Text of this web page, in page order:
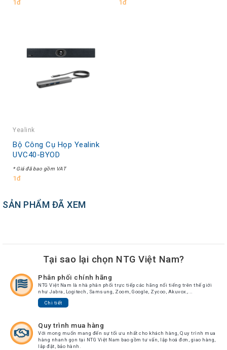
1đ 1đ
Yealink
Bộ Công Cụ Họp Yealink
UVC40-BYOD
* Giá đã bao gồm VAT
1đ
SẢN PHẨM ĐÃ XEM
Tại sao lại chọn NTG Việt Nam?
Phân phối chính hãng
NTG Việt Nam là nhà phân phối trực tiếp các hãng nổi tiếng trên thế giới
như Jabra, Logitech, Samsung, Zoom, Google, Zycoo, Akuvox,...
Chi tiết
Quy trình mua hàng
Với mong muốn mang đến sự tối ưu nhất cho khách hàng, Quy trình mua
hàng nhanh gọn tại NTG Việt Nam bao gồm tư vấn, lập hoá đơn, giao hàng,
lắp đặt, bảo hành.